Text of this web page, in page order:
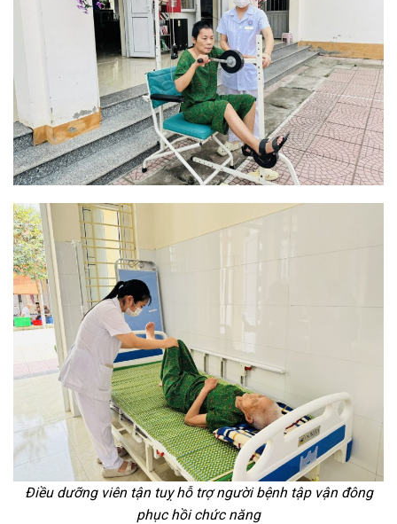
Điều dưỡng viêntận tuỵhỗ trợ người bệnh tập vận đông
phục hồi chức năng